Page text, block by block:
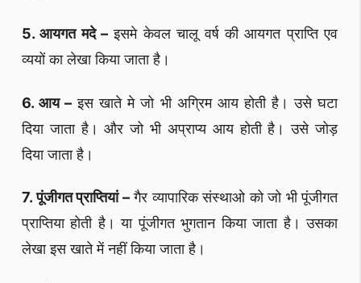
5. आयगत मदे – इसमे केवल चालू वर्ष की आयगत प्राप्ति एव
व्ययों का लेखा किया जाता है।
6. आय – इस खाते मे जो भी अग्रिम आय होती है। उसे घटा
दिया जाता है। और जो भी अप्राप्य आय होती है। उसे जोड़
दिया जाता है।
7. पूंजीगत प्राप्तियां –गैर व्यापारिक संस्थाओ को जो भी पूंजीगत
प्राप्तिया होती है। या पूंजीगत भुगतान किया जाता है। उसका
लेखा इस खाते में नहीं किया जाता है।